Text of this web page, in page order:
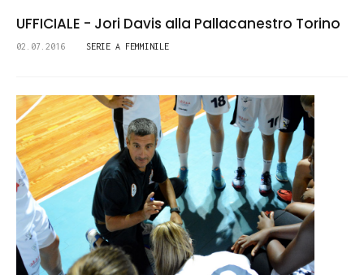
UFFICIALE - Jori Davis alla Pallacanestro Torino
02.07.2016 SERIE A FEMMINILE